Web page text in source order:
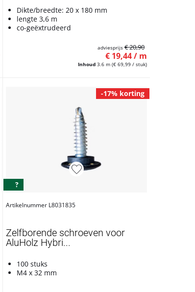
Dikte/breedte: 20 x 180 mm
lengte 3,6 m
co-geëxtrudeerd
Inhoud 3.6 m (€ 69,99 / stuk)
€ 19,44 / m
adviesprijs € 20,90
-17% korting
?
Artikelnummer L8031835
Zelfborende schroeven voor
AluHolz Hybri...
100 stuks
M4 x 32 mm